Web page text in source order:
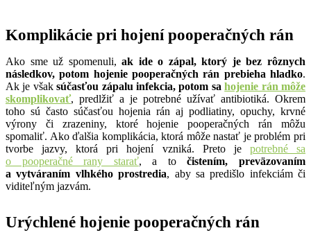
Komplikácie pri hojení pooperačných rán
Ako sme už spomenuli,ak ide o zápal, ktorý je bez rôznych
následkov, potom hojenie pooperačných rán prebieha hladko.
Ak je všaksúčasťou zápalu infekcia, potom sahojenie rán môže
skomplikovať, predlžiť a je potrebné užívať antibiotiká. Okrem
toho sú často súčasťou hojenia rán aj podliatiny, opuchy, krvné
výrony či zrazeniny, ktoré hojenie pooperačných rán môžu
spomaliť. Ako ďalšia komplikácia, ktorá môže nastať je problém pri
tvorbe jazvy, ktorá pri hojení vzniká. Preto je potrebné sa
o pooperačné rany starať, a točistením, preväzovaním
a vytváraním vlhkého prostredia, aby sa predišlo infekciám či
viditeľným jazvám.
Urýchlené hojenie pooperačných rán